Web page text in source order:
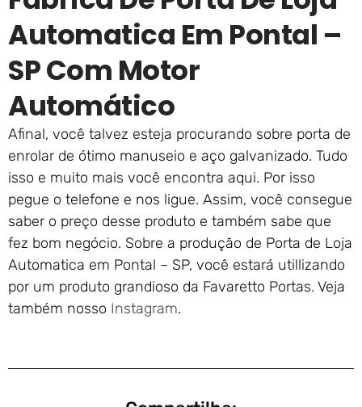
Automatica Em Pontal –
SP Com Motor
Automático
Afinal, você talvez esteja procurando sobre porta de
enrolar de ótimo manuseio e aço galvanizado. Tudo
isso e muito mais você encontra aqui. Por isso
pegue o telefone e nos ligue. Assim, você consegue
saber o preço desse produto e também sabe que
fez bom negócio. Sobre a produção de Porta de Loja
Automatica em Pontal – SP, você estará utillizando
por um produto grandioso da Favaretto Portas. Veja
também nosso Instagram.